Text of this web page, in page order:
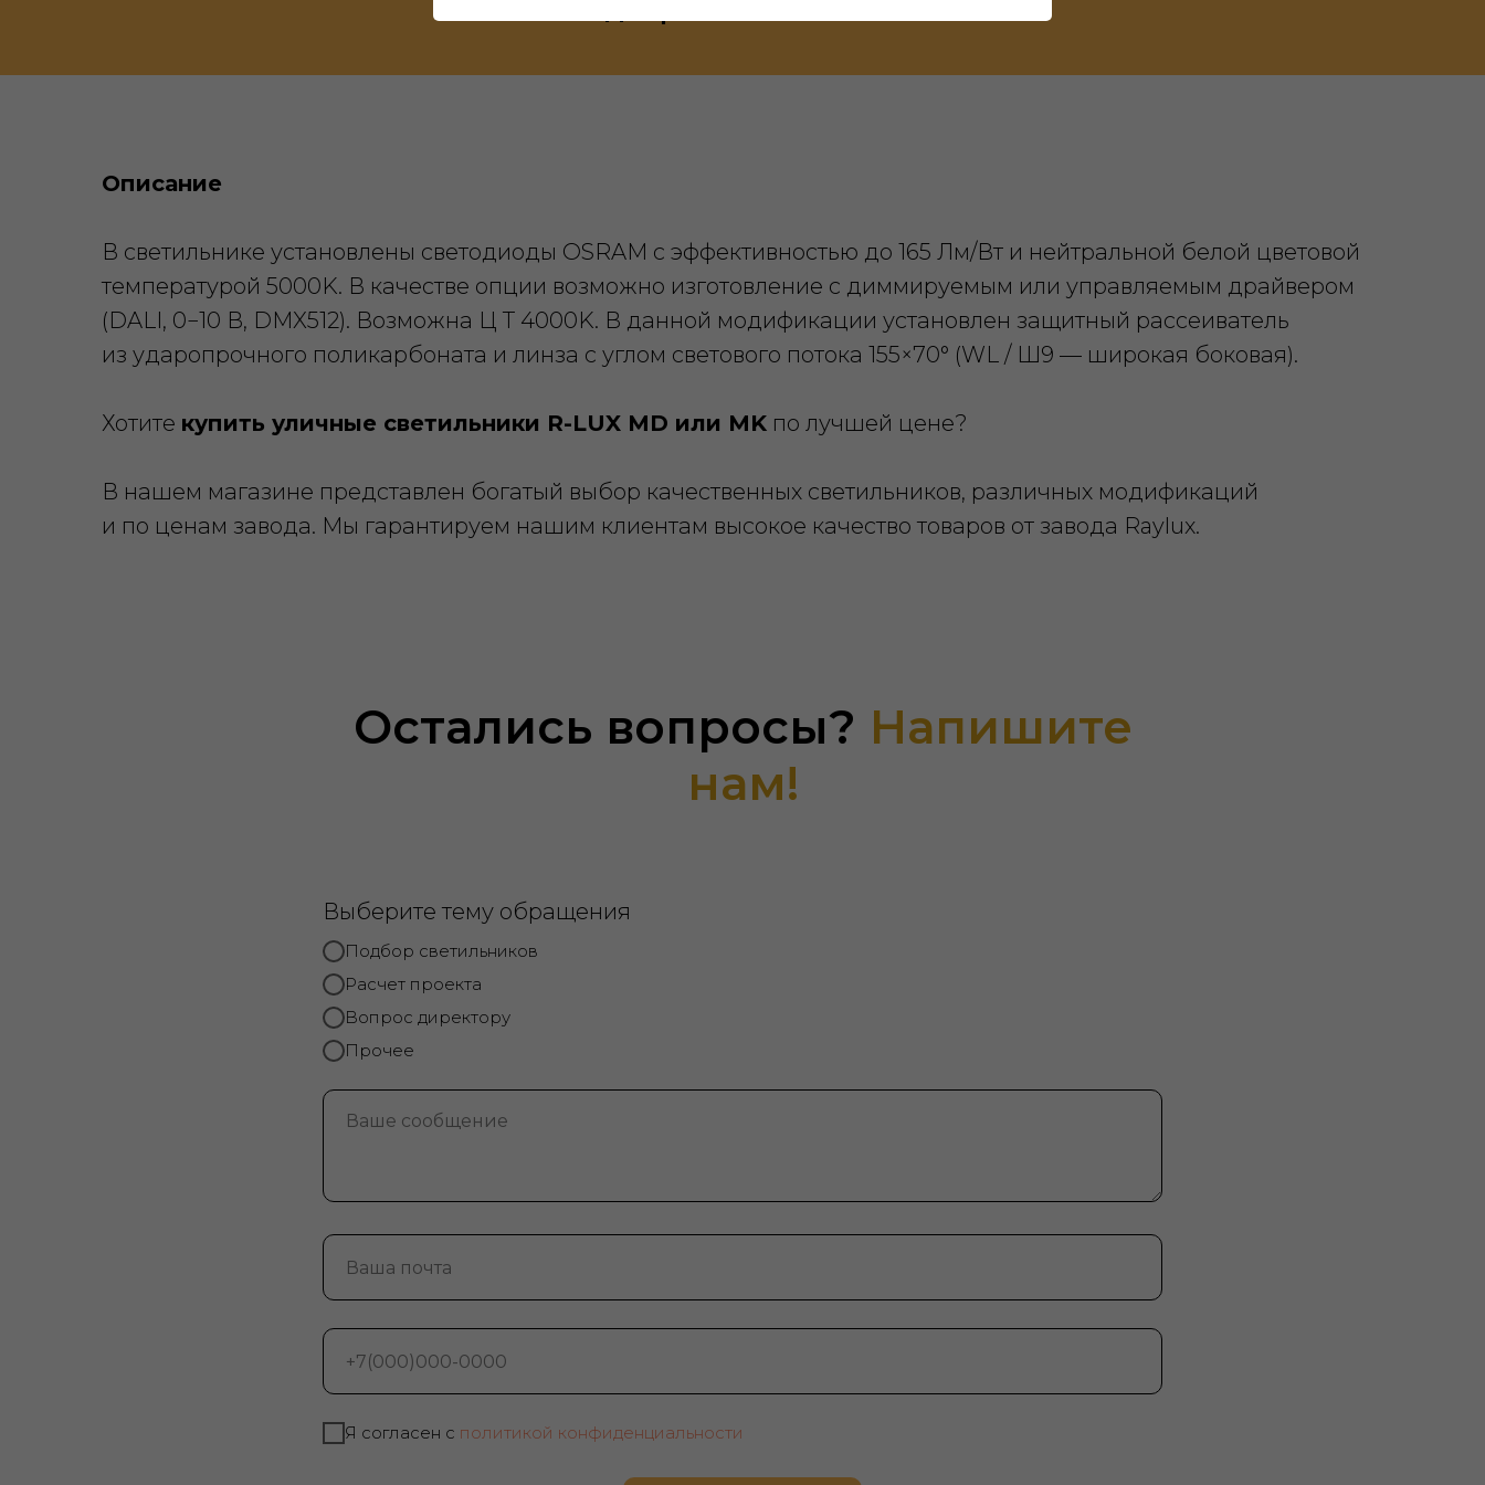
Описание
В светильнике установлены светодиоды OSRAM с эффективностью до 165 Лм/Вт и нейтральной белой цветовой
температурой 5000K. В качестве опции возможно изготовление с диммируемым или управляемым драйвером
(DALI, 0−10 В, DMX512). Возможна Ц Т 4000K. В данной модификации установлен защитный рассеиватель
из ударопрочного поликарбоната и линза с углом светового потока 155×70° (WL / Ш9 — широкая боковая).
Хотите купить уличные светильники R-LUX MD или MK по лучшей цене?
В нашем магазине представлен богатый выбор качественных светильников, различных модификаций
и по ценам завода. Мы гарантируем нашим клиентам высокое качество товаров от завода Raylux.
Остались вопросы? Напишите
нам!
Выберите тему обращения
Подбор светильников
Расчет проекта
Вопрос директору
Прочее
Я согласен с политикой конфиденциальности